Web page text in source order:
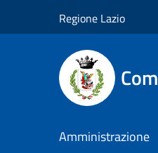
Regione Lazio
Amministrazione